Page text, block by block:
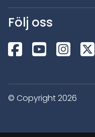
Följ oss
© Copyright 2026